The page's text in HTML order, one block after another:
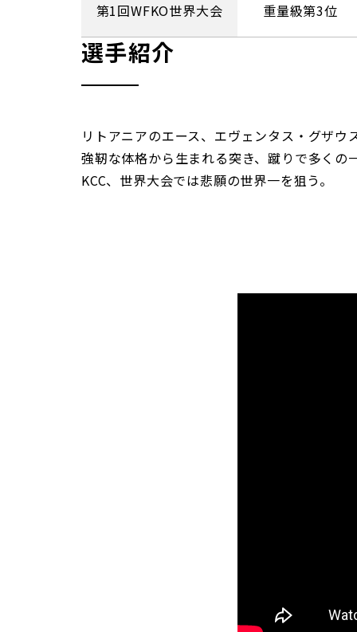
第1回WFKO世界大会 重量級第3位
選手紹介
リトアニアのエース、エヴェンタス・グザ
強靭な体格から生まれる突き、蹴りで多く
KCC、世界大会では悲願の世界一を狙う。